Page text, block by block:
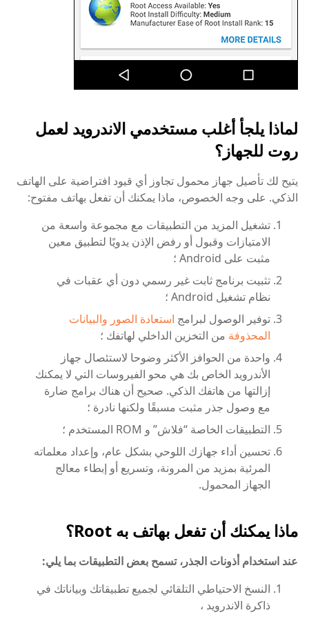
لماذا يلجأ أغلب مستخدمي الاندرويد لعمل
روت للجهاز؟
يتيح لك تأصيل جهاز محمول تجاوز أي قيود افتراضية على الهاتف
الذكي. على وجه الخصوص، ماذا يمكنك أن تفعل بهاتف مفتوح:
تشغيل المزيد من التطبيقات مع مجموعة واسعة من
الامتيازات وقبول أو رفض الإذن يدويًا لتطبيق معين
مثبت على Android ؛
تثبيت برنامج ثابت غير رسمي دون أي عقبات في
نظام تشغيل Android ؛
توفير الوصول لبرامج استعادة الصور والبيانات
المحذوفة من التخزين الداخلي لهاتفك ؛
واحدة من الحوافز الأكثر وضوحا لاستئصال جهاز
الأندرويد الخاص بك هي محو الفيروسات التي لا يمكنك
إزالتها من هاتفك الذكي. صحيح أن هناك برامج ضارة
مع وصول جذر مثبت مسبقًا ولكنها نادرة ؛
التطبيقات الخاصة “فلاش” و ROM المستخدم ؛
تحسين أداء جهازك اللوحي بشكل عام، وإعداد معلماته
المرئية بمزيد من المرونة، وتسريع أو إبطاء معالج
الجهاز المحمول.
ماذا يمكنك أن تفعل بهاتف به Root؟
عند استخدام أذونات الجذر، تسمح بعض التطبيقات بما يلي:
النسخ الاحتياطي التلقائي لجميع تطبيقاتك وبياناتك في
ذاكرة الاندرويد ،